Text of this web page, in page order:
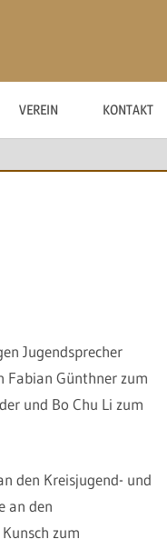
VEREIN KONTAKT
Jugendsprecher
Fabian Günthner zum
und Bo Chu Li zum
den Kreisjugend- und
an den
zum